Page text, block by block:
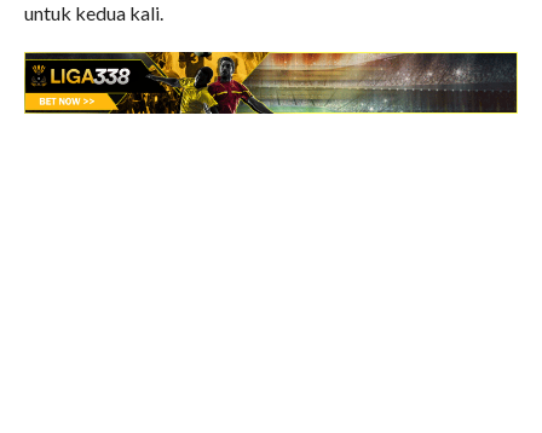
untuk kedua kali.